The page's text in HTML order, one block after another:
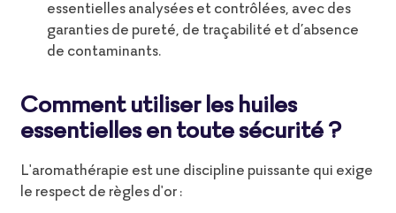
essentielles analysées et contrôlées, avec des
garanties de pureté, de traçabilité et d’absence
de contaminants.
Comment utiliser les huiles
essentielles en toute sécurité ?
L'aromathérapie est une discipline puissante qui exige
le respect de règles d'or :